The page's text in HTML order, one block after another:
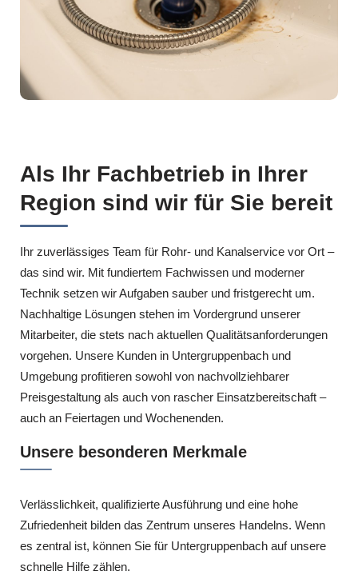
Als Ihr Fachbetrieb in Ihrer
Region sind wir für Sie bereit
Ihr zuverlässiges Team für Rohr- und Kanalservice vor Ort –
das sind wir. Mit fundiertem Fachwissen und moderner
Technik setzen wir Aufgaben sauber und fristgerecht um.
Nachhaltige Lösungen stehen im Vordergrund unserer
Mitarbeiter, die stets nach aktuellen Qualitätsanforderungen
vorgehen. Unsere Kunden in Untergruppenbach und
Umgebung profitieren sowohl von nachvollziehbarer
Preisgestaltung als auch von rascher Einsatzbereitschaft –
auch an Feiertagen und Wochenenden.
Unsere besonderen Merkmale
Verlässlichkeit, qualifizierte Ausführung und eine hohe
Zufriedenheit bilden das Zentrum unseres Handelns. Wenn
es zentral ist, können Sie für Untergruppenbach auf unsere
schnelle Hilfe zählen.